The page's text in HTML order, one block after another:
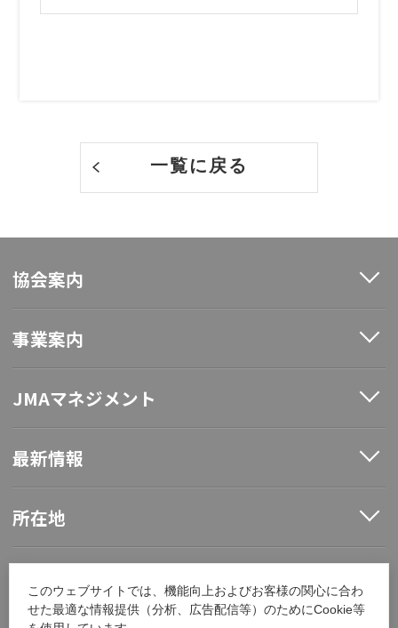
このウェブサイトでは、機能向上およびお客様の関心に合わ
せた最適な情報提供（分析、広告配信等）のためにCookie等
一覧に戻る
協会案内
事業案内
JMAマネジメント
最新情報
所在地